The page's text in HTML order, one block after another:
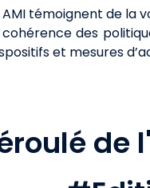
témoignent de la
des
et mesures
de